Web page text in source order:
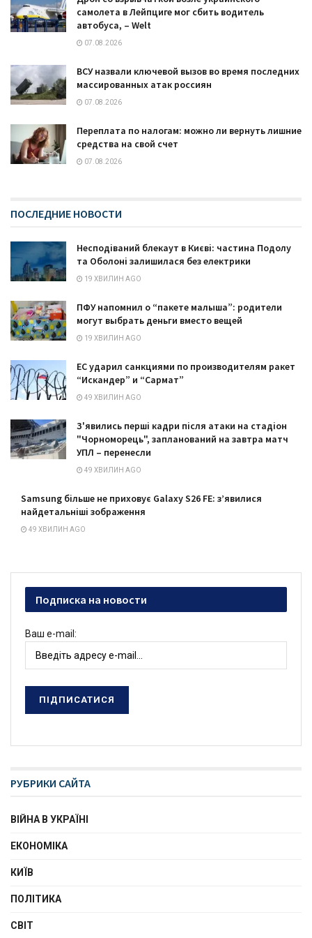
самолета в Лейпциге мог сбить водитель
автобуса, – Welt
07.08.2026
ВСУ назвали ключевой вызов во время последних
массированных атак россиян
07.08.2026
Переплата по налогам: можно ли вернуть лишние
средства на свой счет
07.08.2026
ПОСЛЕДНИЕ НОВОСТИ
Несподіваний блекаут в Києві: частина Подолу
та Оболоні залишилася без електрики
19 ХВИЛИН AGO
ПФУ напомнил о “пакете малыша”: родители
могут выбрать деньги вместо вещей
19 ХВИЛИН AGO
ЕС ударил санкциями по производителям ракет
“Искандер” и “Сармат”
49 ХВИЛИН AGO
З'явились перші кадри після атаки на стадіон
"Чорноморець", запланований на завтра матч
УПЛ – перенесли
49 ХВИЛИН AGO
Samsung більше не приховує Galaxy S26 FE: з’явилися
найдетальніші зображення
49 ХВИЛИН AGO
Подписка на новости
Ваш e-mail:
РУБРИКИ САЙТА
ВІЙНА В УКРАЇНІ
ЕКОНОМІКА
КИЇВ
ПОЛІТИКА
СВІТ